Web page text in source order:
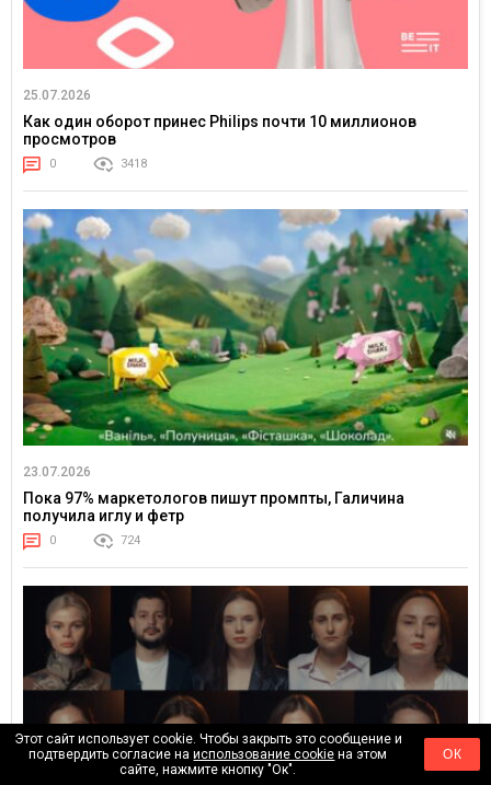
25.07.2026
Как один оборот принес Philips почти 10 миллионов
просмотров
0 3418
23.07.2026
Пока 97% маркетологов пишут промпты, Галичина
получила иглу и фетр
0 724
Этот сайт использует cookie. Чтобы закрыть это сообщение и
подтвердить согласие наиспользование cookie на этом
сайте, нажмите кнопку "Ок".
ОК